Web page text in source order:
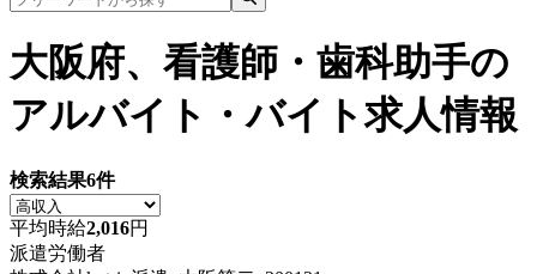
大阪府、看護師・歯科助手の
アルバイト・バイト求人情報
検索結果6件
平均時給2,016円
派遣労働者